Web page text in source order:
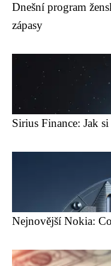
Dnešní program
zápasy
Sirius Finance: Jak
Nejnovější Nokia: